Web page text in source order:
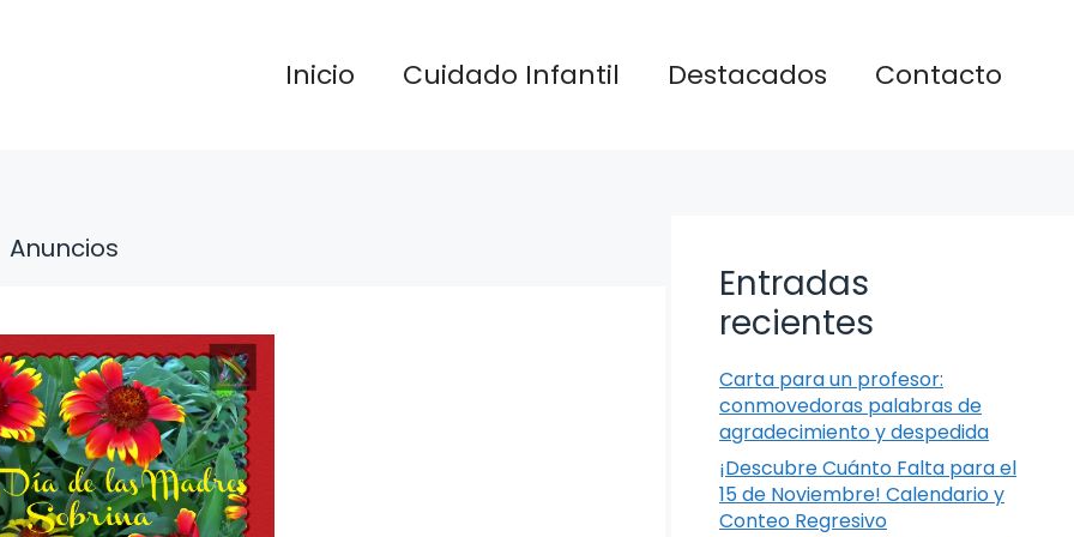
Inicio Cuidado Infantil Destacados Contacto
Anuncios
Entradas
recientes
Carta para un profesor:
conmovedoras palabras de
agradecimiento y despedida
¡Descubre Cuánto Falta para el
15 de Noviembre! Calendario y
Conteo Regresivo